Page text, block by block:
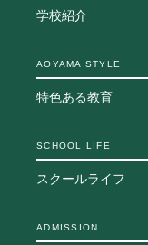
学校紹介
AOYAMA STYLE
特色ある教育
SCHOOL LIFE
スクールライフ
ADMISSION